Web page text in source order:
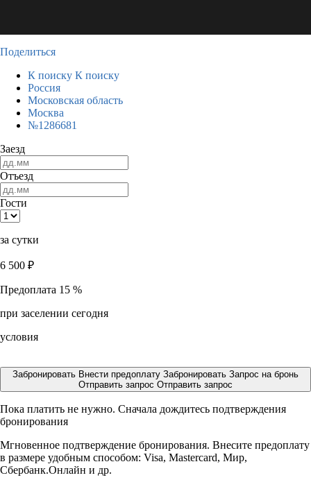
Поделиться
К поиску К поиску
Россия
Московская область
Москва
№1286681
Заезд
Отъезд
Гости
за сутки
6 500 ₽
Предоплата 15 %
при заселении сегодня
условия
Забронировать Внести предоплату Забронировать Запрос на бронь
Отправить запрос Отправить запрос
Пока платить не нужно. Сначала дождитесь подтверждения
бронирования
Мгновенное подтверждение бронирования. Внесите предоплату
в размере удобным способом: Visa, Mastercard, Мир,
Сбербанк.Онлайн и др.